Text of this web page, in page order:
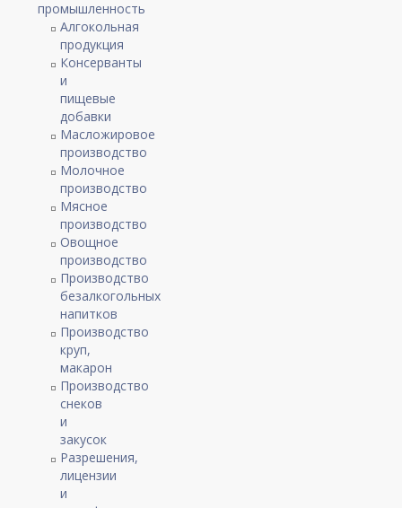
промышленность
Алгокольная
продукция
Консерванты
и
пищевые
добавки
Масложировое
производство
Молочное
производство
Мясное
производство
Овощное
производство
Производство
безалкогольных
напитков
Производство
круп,
макарон
Производство
снеков
и
закусок
Разрешения,
лицензии
и